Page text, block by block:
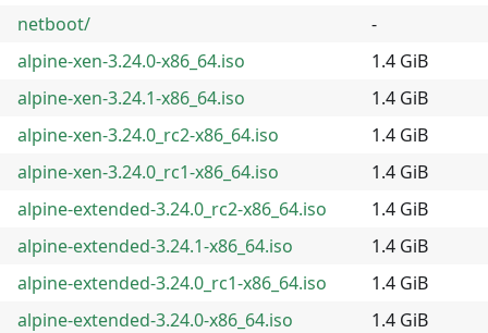
netboot/
-
alpine-xen-3.24.0-x86_64.iso
1.4 GiB
alpine-xen-3.24.1-x86_64.iso
1.4 GiB
alpine-xen-3.24.0_rc2-x86_64.iso
1.4 GiB
alpine-xen-3.24.0_rc1-x86_64.iso
1.4 GiB
alpine-extended-3.24.0_rc2-x86_64.iso
1.4 GiB
alpine-extended-3.24.1-x86_64.iso
1.4 GiB
alpine-extended-3.24.0_rc1-x86_64.iso
1.4 GiB
alpine-extended-3.24.0-x86_64.iso
1.4 GiB